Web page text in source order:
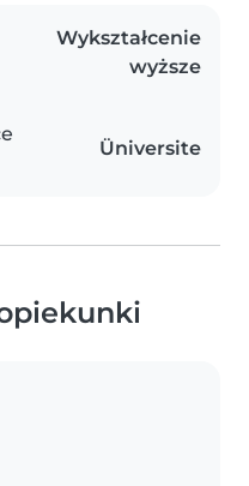
Wykształcenie
wyższe
Üniversite